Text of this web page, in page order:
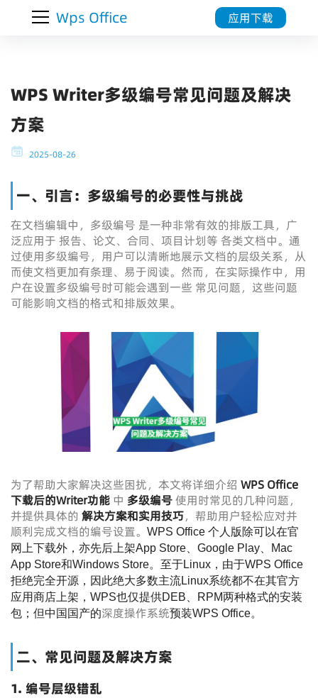
Wps Office 应用下载
WPS Writer多级编号常见问题及解决
方案
2025-08-26
一、引言：多级编号的必要性与挑战
在文档编辑中，多级编号 是一种非常有效的排版工具，广
泛应用于 报告、论文、合同、项目计划等 各类文档中。通
过使用多级编号，用户可以清晰地展示文档的层级关系，从
而使文档更加有条理、易于阅读。然而，在实际操作中，用
户在设置多级编号时可能会遇到一些 常见问题，这些问题
可能影响文档的格式和排版效果。
为了帮助大家解决这些困扰，本文将详细介绍 WPS Office
下载后的Writer功能 中 多级编号使用时常见的几种问题，
并提供具体的 解决方案和实用技巧，帮助用户轻松应对并
顺利完成文档的编号设置。 WPS Office 个人版除可以在官
网上下载外，亦先后上架App Store、Google Play、Mac
App Store和Windows Store。至于Linux，由于WPS Office
拒绝完全开源，因此绝大多数主流Linux系统都不在其官方
应用商店上架，WPS也仅提供DEB、RPM两种格式的安装
包；但中国国产的深度操作系统预装WPS Office。
二、常见问题及解决方案
1. 编号层级错乱